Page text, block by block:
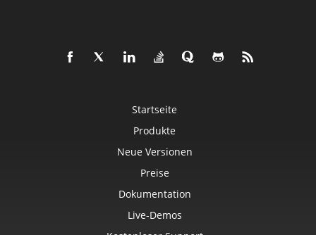
Startseite
Produkte
Neue Versionen
Preise
Dokumentation
Live-Demos